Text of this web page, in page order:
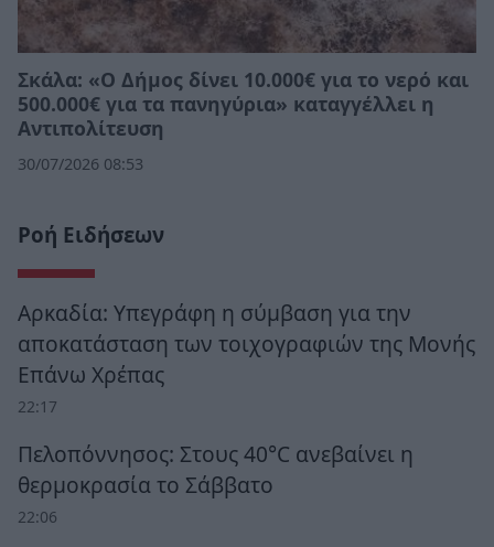
Σκάλα: «Ο Δήμος δίνει 10.000€ για το νερό και
500.000€ για τα πανηγύρια» καταγγέλλει η
Αντιπολίτευση
30/07/2026 08:53
Ροή Ειδήσεων
Αρκαδία: Υπεγράφη η σύμβαση για την
αποκατάσταση των τοιχογραφιών της Μονής
Επάνω Χρέπας
22:17
Πελοπόννησος: Στους 40°C ανεβαίνει η
θερμοκρασία το Σάββατο
22:06